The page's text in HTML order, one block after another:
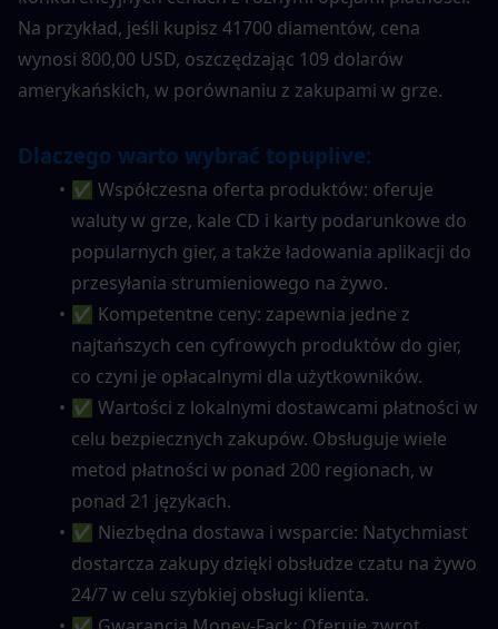
Na przykład, jeśli kupisz 41700 diamentów, cena
wynosi 800,00 USD, oszczędzając 109 dolarów
amerykańskich, w porównaniu z zakupami w grze.
Dlaczego warto wybrać topuplive:
✅ Współczesna oferta produktów: oferuje
waluty w grze, kale CD i karty podarunkowe do
popularnych gier, a także ładowania aplikacji do
przesyłania strumieniowego na żywo.
✅ Kompetentne ceny: zapewnia jedne z
najtańszych cen cyfrowych produktów do gier,
co czyni je opłacalnymi dla użytkowników.
✅ Wartości z lokalnymi dostawcami płatności w
celu bezpiecznych zakupów. Obsługuje wiele
metod płatności w ponad 200 regionach, w
ponad 21 językach.
✅ Niezbędna dostawa i wsparcie: Natychmiast
dostarcza zakupy dzięki obsłudze czatu na żywo
24/7 w celu szybkiej obsługi klienta.